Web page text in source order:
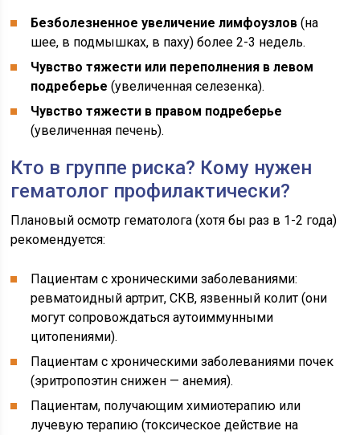
Безболезненное увеличение лимфоузлов (на
шее, в подмышках, в паху) более 2-3 недель.
Чувство тяжести или переполнения в левом
подреберье (увеличенная селезенка).
Чувство тяжести в правом подреберье
(увеличенная печень).
Кто в группе риска? Кому нужен
гематолог профилактически?
Плановый осмотр гематолога (хотя бы раз в 1-2 года)
рекомендуется:
Пациентам с хроническими заболеваниями:
ревматоидный артрит, СКВ, язвенный колит (они
могут сопровождаться аутоиммунными
цитопениями).
Пациентам с хроническими заболеваниями почек
(эритропоэтин снижен — анемия).
Пациентам, получающим химиотерапию или
лучевую терапию (токсическое действие на